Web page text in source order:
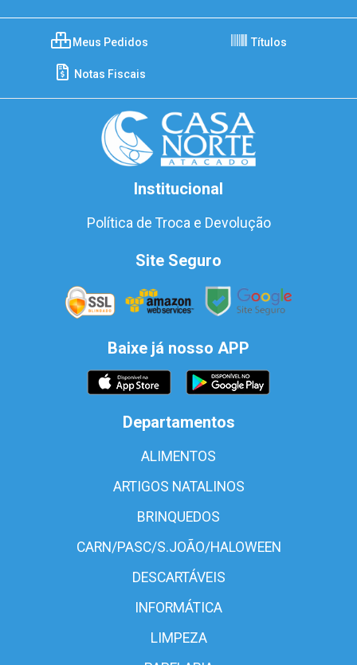
Meus Pedidos Títulos
Notas Fiscais
Institucional
Política de Troca e Devolução
Site Seguro
Baixe já nosso APP
Departamentos
ALIMENTOS
ARTIGOS NATALINOS
BRINQUEDOS
CARN/PASC/S.JOÃO/HALOWEEN
DESCARTÁVEIS
INFORMÁTICA
LIMPEZA